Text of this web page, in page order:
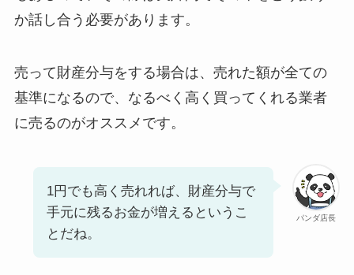
か話し合う必要があります。
売って財産分与をする場合は、売れた額が全ての
基準になるので、なるべく高く買ってくれる業者
に売るのがオススメです。
パンダ店長
1円でも高く売れれば、財産分与で
手元に残るお金が増えるというこ
とだね。